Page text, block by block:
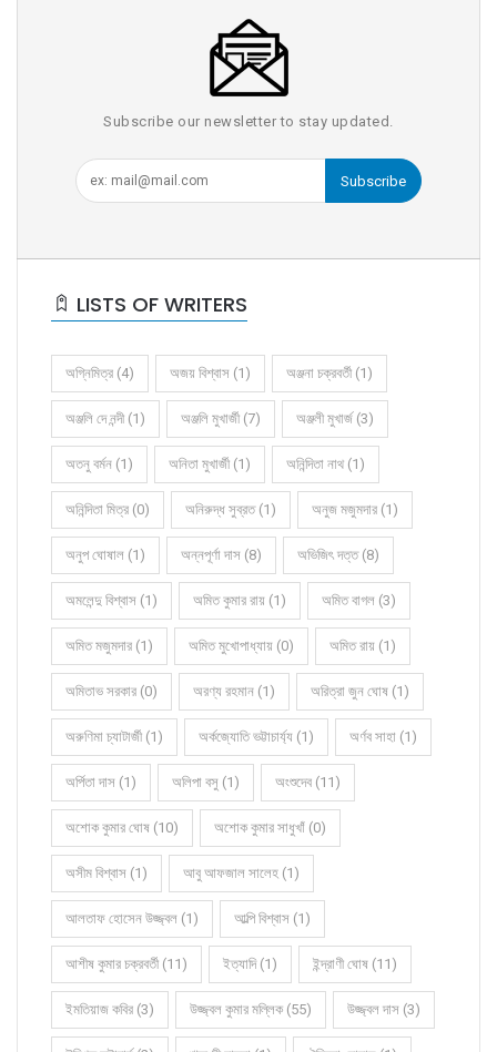
Subscribe our newsletter to stay updated.
Subscribe
LISTS OF WRITERS
অগ্নিমিত্র (4) অজয় বিশ্বাস (1) অঞ্জনা চক্রবর্তী (1)
অঞ্জলি দে নন্দী (1) অঞ্জলি মুখার্জী (7) অঞ্জলী মুখার্জ (3)
অতনু বর্মন (1) অনিতা মুখার্জী (1) অনিন্দিতা নাথ (1)
অনিন্দিতা মিত্র (0) অনিরুদ্ধ সুব্রত (1) অনুজ মজুমদার (1)
অনুপ ঘোষাল (1) অন্নপূর্ণা দাস (8) অভিজিৎ দত্ত (8)
অমলেন্দু বিশ্বাস (1) অমিত কুমার রায় (1) অমিত বাগল (3)
অমিত মজুমদার (1) অমিত মুখোপাধ্যায় (0) অমিত রায় (1)
অমিতাভ সরকার (0) অরণ্য রহমান (1) অরিত্রা জুন ঘোষ (1)
অরুণিমা চ্যাটার্জী (1) অর্কজ্যোতি ভট্টাচার্য্য (1) অর্ণব সাহা (1)
অর্পিতা দাস (1) অলিপা বসু (1) অংশুদেব (11)
অশোক কুমার ঘোষ (10) অশোক কুমার সাধুখাঁ (0)
অসীম বিশ্বাস (1) আবু আফজাল সালেহ (1)
আলতাফ হোসেন উজ্জ্বল (1) আল্পি বিশ্বাস (1)
আশীষ কুমার চক্রবর্তী (11) ইত্যাদি (1) ইন্দ্রাণী ঘোষ (11)
ইমতিয়াজ কবির (3) উজ্জ্বল কুমার মল্লিক (55) উজ্জ্বল দাস (3)